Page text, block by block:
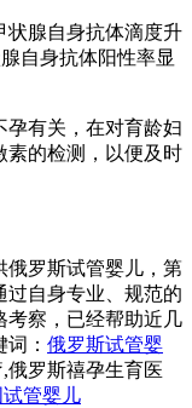
状腺自身抗体滴度升
自身抗体阳性率显
孕有关，在对育龄妇
素的检测，以便及时
俄罗斯试管婴儿，第
过自身专业、规范的
考察，已经帮助近几
： 俄罗斯试管婴
俄罗斯禧孕生育医
管婴儿